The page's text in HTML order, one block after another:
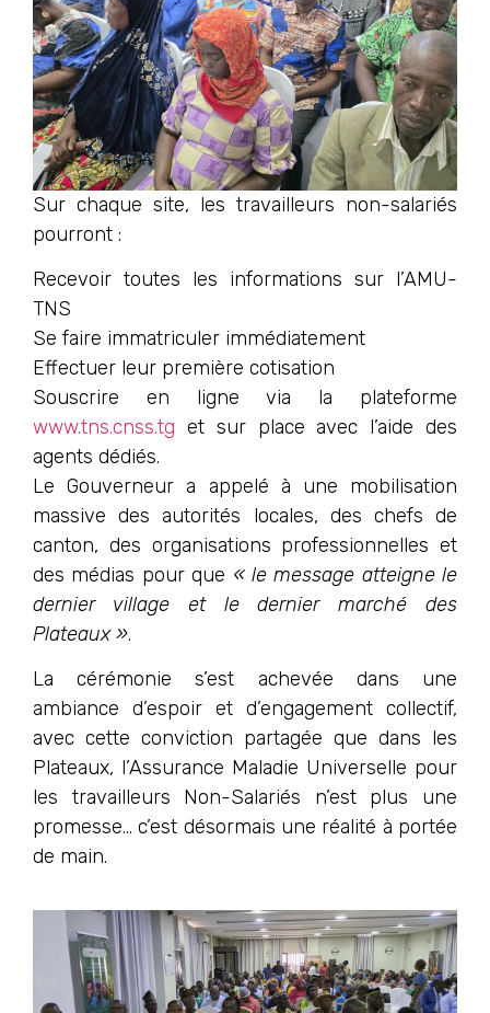
Sur chaque site, les travailleurs non-salariés
pourront :
Recevoir toutes les informations sur l’AMU-
TNS
Se faire immatriculer immédiatement
Effectuer leur première cotisation
Souscrire en ligne via la plateforme
www.tns.cnss.tg et sur place avec l’aide des
agents dédiés.
Le Gouverneur a appelé à une mobilisation
massive des autorités locales, des chefs de
canton, des organisations professionnelles et
des médias pour que « le message atteigne le
dernier village et le dernier marché des
Plateaux ».
La cérémonie s’est achevée dans une
ambiance d’espoir et d’engagement collectif,
avec cette conviction partagée que dans les
Plateaux, l’Assurance Maladie Universelle pour
les travailleurs Non-Salariés n’est plus une
promesse… c’est désormais une réalité à portée
de main.